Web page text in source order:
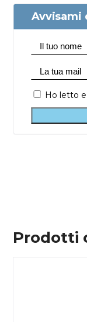
Avvisami
Ho letto
Prodotti